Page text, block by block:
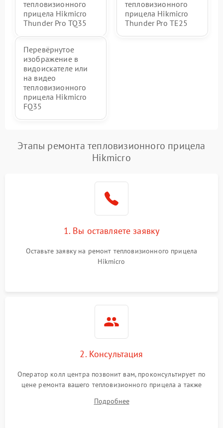
тепловизионного
прицела Hikmicro
Thunder Pro TQ35
тепловизионного
прицела Hikmicro
Thunder Pro TE25
Перевёрнутое
изображение в
видоискателе или
на видео
тепловизионного
прицела Hikmicro
FQ35
Этапы ремонта тепловизионного прицела
Hikmicro
1. Вы оставляете заявку
Оставьте заявку на ремонт тепловизионного прицела
Hikmicro
2. Консультация
Оператор колл центра позвонит вам, проконсультирует по
цене ремонта вашего тепловизионного прицела а также
Подробнее